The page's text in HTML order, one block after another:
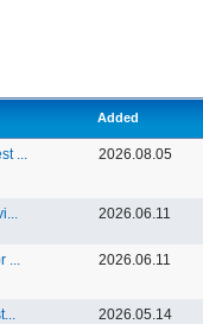
Added
... 2026.08.05
2026.06.11
... 2026.06.11
2026.05.14